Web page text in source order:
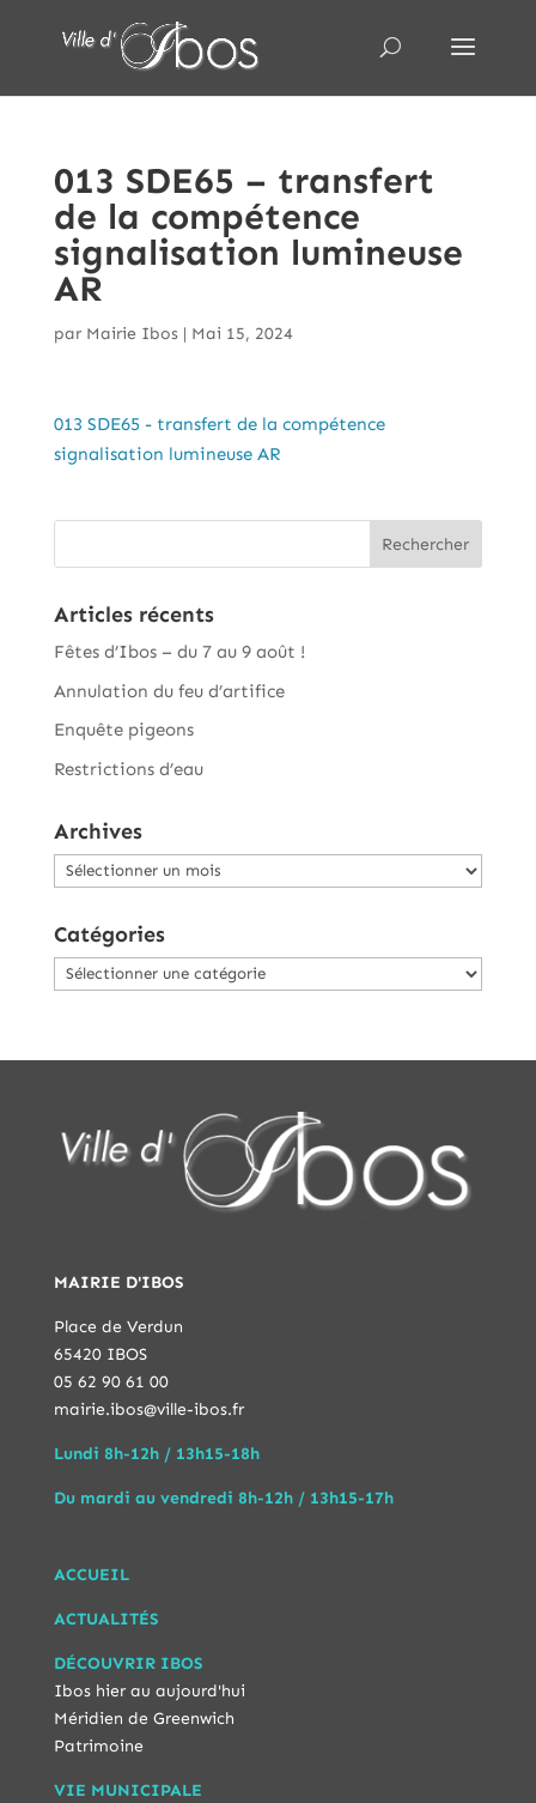
013 SDE65 – transfert
de la compétence
signalisation lumineuse
AR
par Mairie Ibos| Mai 15, 2024
013 SDE65 - transfert de la compétence
signalisation lumineuse AR
Articles récents
Fêtes d’Ibos – du 7 au 9 août !
Annulation du feu d’artifice
Enquête pigeons
Restrictions d’eau
Archives
Archives
Catégories
Catégories
MAIRIE D'IBOS
Place de Verdun
65420 IBOS
05 62 90 61 00
mairie.ibos@ville-ibos.fr
Lundi 8h-12h / 13h15-18h
Du mardi au vendredi 8h-12h / 13h15-17h
ACCUEIL
ACTUALITÉS
DÉCOUVRIR IBOS
Ibos hier au aujourd'hui
Méridien de Greenwich
Patrimoine
VIE MUNICIPALE